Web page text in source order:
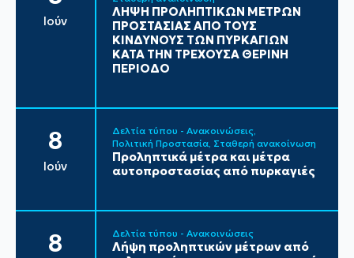
Ιούν
ΛΗΨΗ ΠΡΟΛΗΠΤΙΚΩΝ ΜΕΤΡΩΝ
ΠΡΟΣΤΑΣΙΑΣ ΑΠΟ ΤΟΥΣ
ΚΙΝΔΥΝΟΥΣ ΤΩΝ ΠΥΡΚΑΓΙΩΝ
ΚΑΤΑ ΤΗΝ ΤΡΕΧΟΥΣΑ ΘΕΡΙΝΗ
ΠΕΡΙΟΔΟ
8
Ιούν
Δελτία τύπου - Ανακοινώσεις
Πολιτική Προστασία Σταθερή ανακοίνωση
Προληπτικά μέτρα και μέτρα
αυτοπροστασίας από πυρκαγιές
8 Δελτία τύπου - Ανακοινώσεις
Λήψη προληπτικών μέτρων από